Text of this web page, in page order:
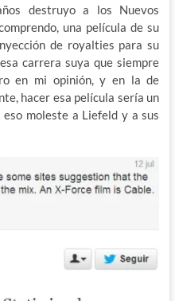
destruyo a los Nuevos
una película de su
de royalties para su
carrera suya que siempre
en mi opinión, y en la de
hacer esa película sería un
moleste a Liefeld y a sus